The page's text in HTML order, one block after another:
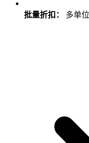
批量折扣： 多单